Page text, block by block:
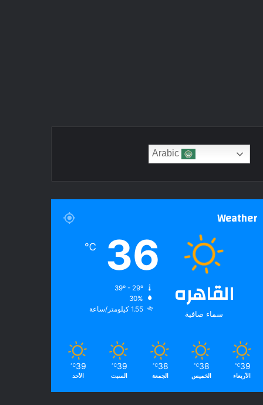
Arabic
Weather
القاهره
سماء صافية
36
℃
30%
1.55 كيلومتر/ساعة
39
℃
الأربعاء
38
℃
الخميس
38
℃
الجمعة
39
℃
السبت
39
℃
الأحد